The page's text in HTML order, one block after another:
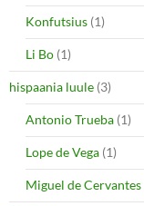
Konfutsius (1)
Li Bo (1)
hispaania luule (3)
Antonio Trueba (1)
Lope de Vega (1)
Miguel de Cervantes